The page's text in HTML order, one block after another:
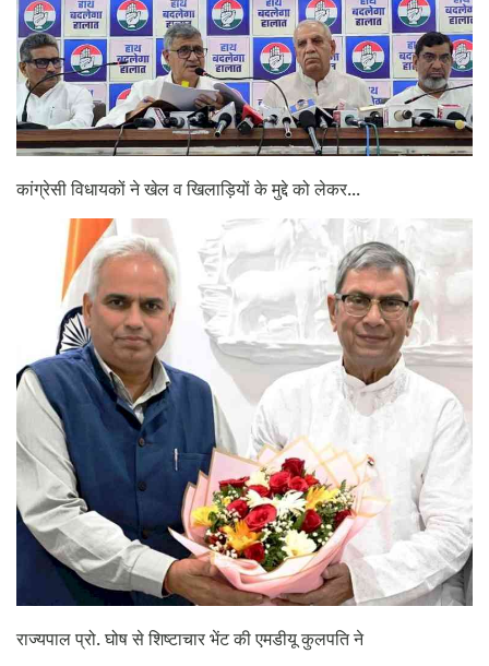
कांग्रेसी विधायकों ने खेल व खिलाड़ियों के मुद्दे को लेकर...
राज्यपाल प्रो. घोष से शिष्टाचार भेंट की एमडीयू कुलपति ने